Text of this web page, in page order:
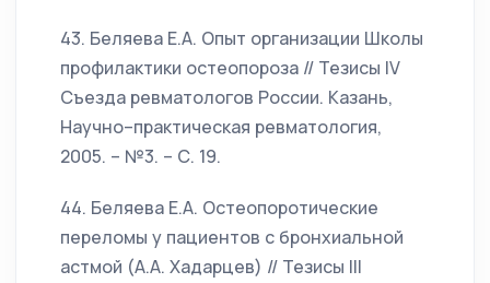
43. Беляева Е.А. Опыт организации Школы
профилактики остеопороза // Тезисы IV
Съезда ревматологов России. Казань,
Научно–практическая ревматология,
2005. – №3. – С. 19.
44. Беляева Е.А. Остеопоротические
переломы у пациентов с бронхиальной
астмой (А.А. Хадарцев) // Тезисы III